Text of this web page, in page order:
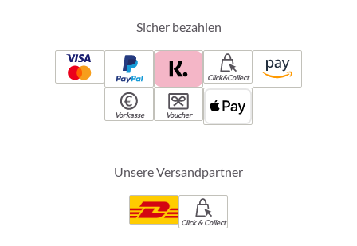
Sicher bezahlen
Click&Collect
Vorkasse Voucher
Unsere Versandpartner
Click & Collect